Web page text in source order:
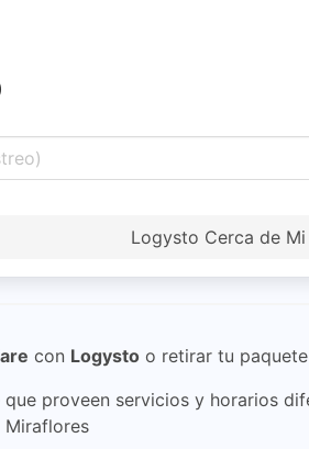
Logysto Cerca de
con Logysto o retirar tu
proveen servicios y horarios
Miraflores